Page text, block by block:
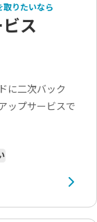
取りたいなら
ス
に二次バック
ップサービスで